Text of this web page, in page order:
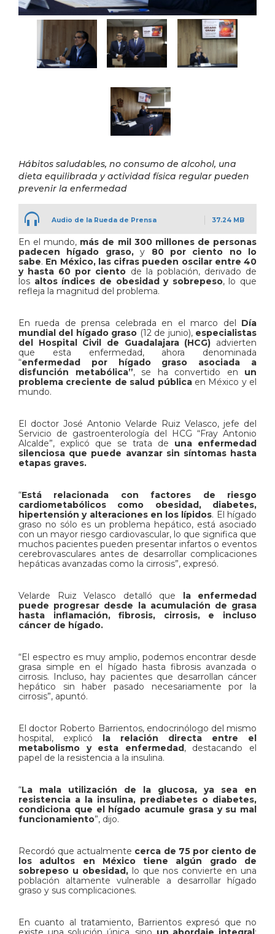
Hábitos saludables, no consumo de alcohol, una
dieta equilibrada y actividad física regular pueden
prevenir la enfermedad
Audio de la Rueda de Prensa 37.24 MB
En el mundo, más de mil 300 millones de personas
padecen hígado graso,y 80 por ciento no lo
sabe. En México, las cifras pueden oscilar entre 40
y hasta 60 por ciento de la población, derivado de
los altos índices de obesidad y sobrepeso, lo que
refleja la magnitud del problema.
En rueda de prensa celebrada en el marco del Día
mundial del hígado graso (12 de junio), especialistas
del Hospital Civil de Guadalajara (HCG) advierten
que esta enfermedad, ahora denominada
“enfermedad por hígado graso asociada a
disfunción metabólica”, se ha convertido en un
problema creciente de salud públicaen México y el
mundo.
El doctor José Antonio Velarde Ruiz Velasco, jefe del
Servicio de gastroenterología del HCG “Fray Antonio
Alcalde”, explicó que se trata de una enfermedad
silenciosa que puede avanzar sin síntomas hasta
etapas graves.
“Está relacionada con factores de riesgo
cardiometabólicos como obesidad, diabetes,
hipertensión y alteraciones en los lípidos. El hígado
graso no sólo es un problema hepático, está asociado
con un mayor riesgo cardiovascular, lo que significa que
muchos pacientes pueden presentar infartos o eventos
cerebrovasculares antes de desarrollar complicaciones
hepáticas avanzadas como la cirrosis”, expresó.
Velarde Ruiz Velasco detalló que la enfermedad
puede progresar desde la acumulación de grasa
hasta inflamación, fibrosis, cirrosis, e incluso
cáncer de hígado.
“El espectro es muy amplio, podemos encontrar desde
grasa simple en el hígado hasta fibrosis avanzada o
cirrosis. Incluso, hay pacientes que desarrollan cáncer
hepático sin haber pasado necesariamente por la
cirrosis”, apuntó.
El doctor Roberto Barrientos, endocrinólogo del mismo
hospital, explicó la relación directa entre el
metabolismo y esta enfermedad, destacando el
papel de la resistencia a la insulina.
“La mala utilización de la glucosa, ya sea en
resistencia a la insulina, prediabetes o diabetes,
condiciona que el hígado acumule grasa y su mal
funcionamiento”, dijo.
Recordó que actualmente cerca de 75 por ciento de
los adultos en México tiene algún grado de
sobrepeso u obesidad,lo que nos convierte en una
población altamente vulnerable a desarrollar hígado
graso y sus complicaciones.
En cuanto al tratamiento, Barrientos expresó que no